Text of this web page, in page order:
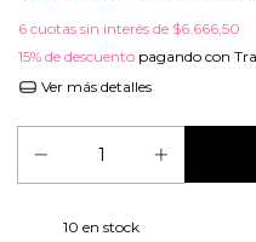
6 cuotas sin interés de $6.666,50
15% de descuento pagando con
Ver más detalles
10 en stock